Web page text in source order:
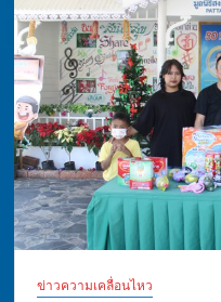
ข่าวความเคลื่อนไหว